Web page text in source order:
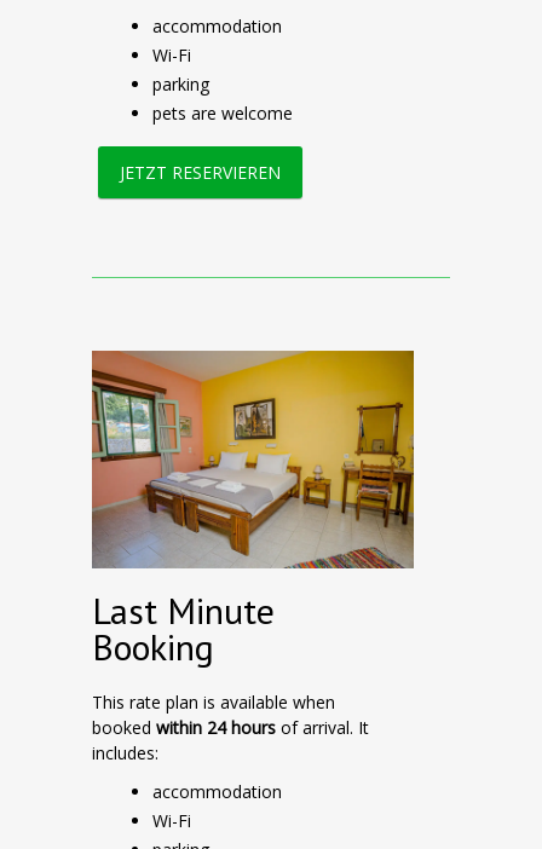
accommodation
Wi-Fi
parking
pets are welcome
JETZT RESERVIEREN
Last Minute
Booking
This rate plan is available when
booked within 24 hours of arrival. It
includes:
accommodation
Wi-Fi